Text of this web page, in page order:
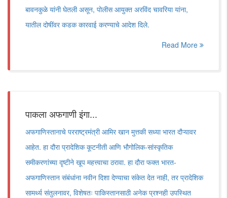
बावनकुळे यांनी घेतली असून, पोलीस आयुक्त अरविंद चावरिया यांना,
यातील दोषींवर कडक कारवाई करण्याचे आदेश दिले.
Read More
पाकला अफगाणी इंगा...
अफगाणिस्तानाचे परराष्ट्रमंत्री आमिर खान मुत्तकी सध्या भारत दौऱ्यावर
आहेत. हा दौरा प्रादेशिक कूटनीती आणि भौगोलिक-सांस्कृतिक
समीकरणांच्या दृष्टीने खूप महत्त्वाचा ठरावा. हा दौरा फक्त भारत-
अफगाणिस्तान संबंधांना नवीन दिशा देण्याचा संकेत देत नाही, तर प्रादेशिक
सामर्थ्य संतुलनावर, विशेषतः पाकिस्तानसाठी अनेक प्रश्नही उपस्थित